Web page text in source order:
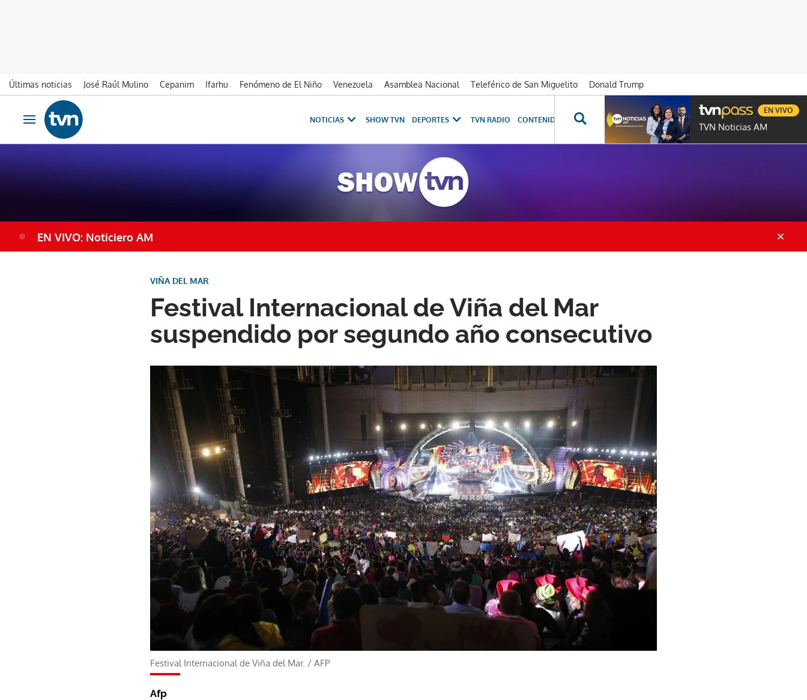
Últimas noticias José Raúl Mulino Cepanim Ifarhu Fenómeno de El Niño Venezuela Asamblea Nacional Teleférico de San Miguelito
Donald Trump
Ir al contenido
Obrir navegació
NOTICIAS SHOW TVN DEPORTES TVN RADIO CONTENIDOS ESPECIALES NOVELAS PROGRAMAS GENTE TVN
TVN Noticias AM
EN VIVO
EN VIVO: Noticiero AM
Festival Internacional de Viña del Mar
suspendido por segundo año consecutivo
VIÑA DEL MAR
Festival Internacional de Viña del Mar. / AFP
Afp